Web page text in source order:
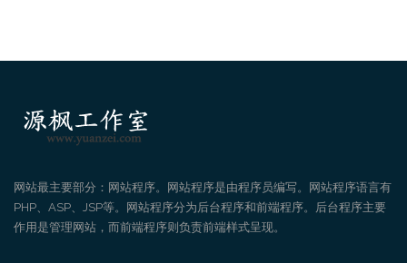
网站最主要部分：网站程序。网站程序是由程序员编写。网站程序语言有
PHP、ASP、JSP等。网站程序分为后台程序和前端程序。后台程序主要
作用是管理网站，而前端程序则负责前端样式呈现。